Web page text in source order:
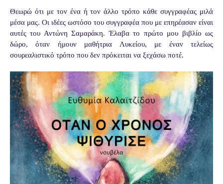
Θεωρώ ότι με τον ένα ή τον άλλο τρόπο κάθε συγγραφέας μιλά
μέσα μας. Οι ιδέες ωστόσο του συγγραφέα που με επηρέασαν είναι
αυτές του Αντώνη Σαμαράκη. Έλαβα το πρώτο μου βιβλίο ως
δώρο, όταν ήμουν μαθήτρια Λυκείου, με έναν τελείως
σουρεαλιστικό τρόπο που δεν πρόκειται να ξεχάσω ποτέ.